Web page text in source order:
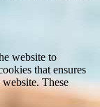
website to
that ensures
These